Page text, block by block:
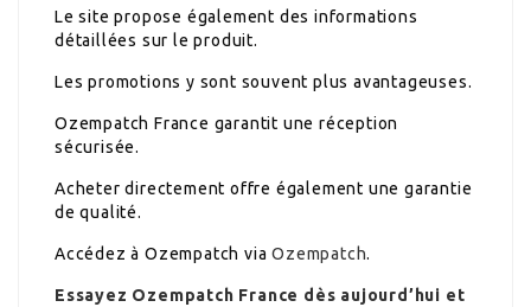
Le site propose également des informations
détaillées sur le produit.
Les promotions y sont souvent plus avantageuses.
Ozempatch France garantit une réception
sécurisée.
Acheter directement offre également une garantie
de qualité.
Accédez à Ozempatch viaOzempatch.
Essayez Ozempatch France dès aujourd’hui et